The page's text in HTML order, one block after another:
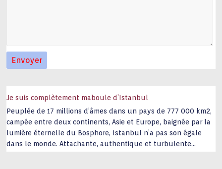
Je suis complètement maboule d’Istanbul
Peuplée de 17 millions d’âmes dans un pays de 777 000 km2,
campée entre deux continents, Asie et Europe, baignée par la
lumière éternelle du Bosphore, Istanbul n’a pas son égale
dans le monde. Attachante, authentique et turbulente